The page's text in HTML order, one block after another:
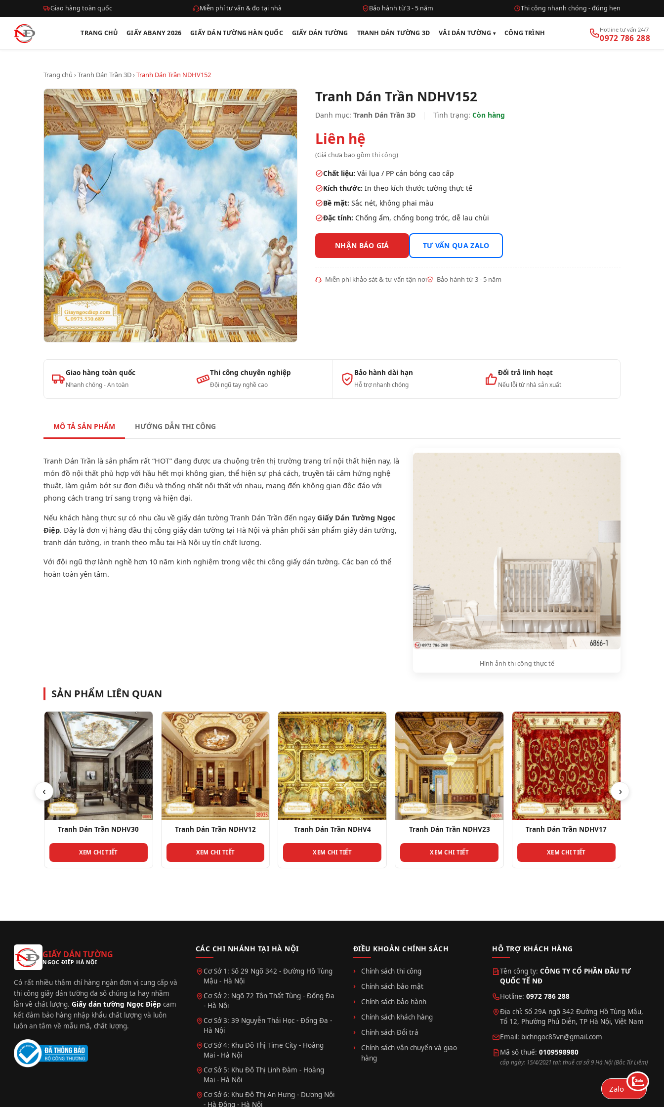
Giao hàng toàn quốc Miễn phí tư vấn & đo tại nhà Bảo hành từ 3 - 5 năm Thi công nhanh chóng - đúng hẹn
TRANG CHỦ GIẤY ABANY 2026 GIẤY DÁN TƯỜNG HÀN QUỐC GIẤY DÁN TƯỜNG TRANH DÁN TƯỜNG 3D VẢI DÁN TƯỜNG CÔNG TRÌNH Hotline tư vấn 24/7
0972 786 288
Trang chủ ›Tranh Dán Trần 3D›Tranh Dán Trần NDHV152
Tranh Dán Trần NDHV152
Danh mục: Tranh Dán Trần 3D Tình trạng: Còn hàng
Liên hệ
(Giá chưa bao gồm thi công)
Chất liệu: Vải lụa / PP cán bóng cao cấp
Kích thước: In theo kích thước tường thực tế
Bề mặt: Sắc nét, không phai màu
Đặc tính: Chống ẩm, chống bong tróc, dễ lau chùi
NHẬN BÁO GIÁ TƯ VẤN QUA ZALO
Miễn phí khảo sát & tư vấn tận nơi Bảo hành từ 3 - 5 năm
Giao hàng toàn quốc
Nhanh chóng - An toàn
Thi công chuyên nghiệp
Đội ngũ tay nghề cao
Bảo hành dài hạn
Hỗ trợ nhanh chóng
Đổi trả linh hoạt
Nếu lỗi từ nhà sản xuất
MÔ TẢ SẢN PHẨM HƯỚNG DẪN THI CÔNG
Tranh Dán Trần là sản phẩm rất “HOT” đang được ưa chuộng trên thị trường trang trí nội thất hiện nay, là
món đồ nội thất phù hợp với hầu hết mọi không gian, thể hiện sự phá cách, truyền tải cảm hứng nghệ
thuật, làm giảm bớt sự đơn điệu và thống nhất nội thất với nhau, mang đến không gian độc đáo với
phong cách trang trí sang trọng và hiện đại.
Nếu khách hàng thực sự có nhu cầu về giấy dán tường Tranh Dán Trần đến ngayGiấy Dán Tường Ngọc
Điệp. Đây là đơn vị hàng đầu thị công giấy dán tường tại Hà Nội và phân phối sản phẩm giấy dán tường,
tranh dán tường, in tranh theo mẫu tại Hà Nội uy tín chất lượng.
Với đội ngũ thợ lành nghề hơn 10 năm kinh nghiệm trong việc thi công giấy dán tường. Các bạn có thể
hoàn toàn yên tâm.
Hình ảnh thi công thực tế
SẢN PHẨM LIÊN QUAN
‹
Tranh Dán Trần NDHV12
XEM CHI TIẾT
Tranh Dán Trần NDHV4
XEM CHI TIẾT
Tranh Dán Trần NDHV23
XEM CHI TIẾT
Tranh Dán Trần NDHV17
XEM CHI TIẾT
Tranh Dán Trần NDHV7
XEM CHI TIẾT
›
GIẤY DÁN TƯỜNG
NGỌC ĐIỆP HÀ NỘI
Có rất nhiều thậm chí hàng ngàn đơn vị cung cấp và
thi công giấy dán tường đa số chúng ta hay nhầm
lẫn về chất lượng. Giấy dán tường Ngọc Điệp cam
kết đảm bảo hàng nhập khẩu chất lượng và luôn
luôn an tâm về mẫu mã, chất lượng.
CÁC CHI NHÁNH TẠI HÀ NỘI
Cơ Sở 1: Số 29 Ngõ 342 - Đường Hồ Tùng
Mậu - Hà Nội
Cơ Sở 2: Ngõ 72 Tôn Thất Tùng - Đống Đa
- Hà Nội
Cơ Sở 3: 39 Nguyễn Thái Học - Đống Đa -
Hà Nội
Cơ Sở 4: Khu Đô Thị Time City - Hoàng
Mai - Hà Nội
Cơ Sở 5: Khu Đô Thị Linh Đàm - Hoàng
Mai - Hà Nội
Cơ Sở 6: Khu Đô Thị An Hưng - Dương Nội
- Hà Đông - Hà Nội
ĐIỀU KHOẢN CHÍNH SÁCH
Chính sách thi công
Chính sách bảo mật
Chính sách bảo hành
Chính sách khách hàng
Chính sách Đổi trả
Chính sách vận chuyển và giao
hàng
HỖ TRỢ KHÁCH HÀNG
Tên công ty:CÔNG TY CỔ PHẦN ĐẦU TƯ
QUỐC TẾ NĐ
Hotline:0972 786 288
Địa chỉ: Số 29A ngõ 342 Đường Hồ Tùng Mậu,
Tổ 12, Phường Phú Diễn, TP Hà Nội, Việt Nam
Email: bichngoc85vn@gmail.com
Mã số thuế:0109598980
cấp ngày: 15/4/2021 tại: thuế cơ sở 9 Hà Nội (Bắc Từ Liêm)
Zalo